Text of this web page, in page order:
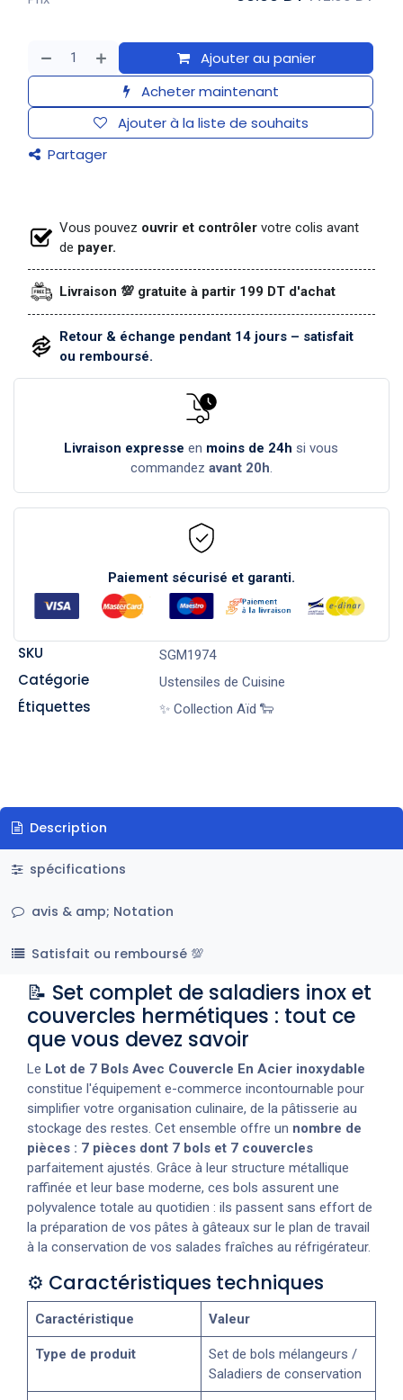
Ajouter au panier
Acheter maintenant
Ajouter à la liste de souhaits
Partager
Vous pouvez ouvrir et contrôler votre colis avant
de payer.
Livraison 💯 gratuite à partir 199 DT d'achat
Retour & échange pendant 14 jours – satisfait
ou remboursé.
Livraison expresse en moins de 24h si vous
commandez avant 20h.
Paiement sécurisé et garanti.
SKU SGM1974
Catégorie Ustensiles de Cuisine
Étiquettes ✨ Collection Aïd 🐑
Description
spécifications
avis & amp; Notation
Satisfait ou remboursé 💯
📝 Set complet de saladiers inox et
couvercles hermétiques : tout ce
que vous devez savoir
Le Lot de 7 Bols Avec Couvercle En Acier inoxydable
constitue l'équipement e-commerce incontournable pour
simplifier votre organisation culinaire, de la pâtisserie au
stockage des restes. Cet ensemble offre un nombre de
pièces : 7 pièces dont 7 bols et 7 couvercles
parfaitement ajustés. Grâce à leur structure métallique
raffinée et leur base moderne, ces bols assurent une
polyvalence totale au quotidien : ils passent sans effort de
la préparation de vos pâtes à gâteaux sur le plan de travail
à la conservation de vos salades fraîches au réfrigérateur.
⚙️ Caractéristiques techniques
Caractéristique Valeur
Type de produit
Set de bols mélangeurs /
Saladiers de conservation